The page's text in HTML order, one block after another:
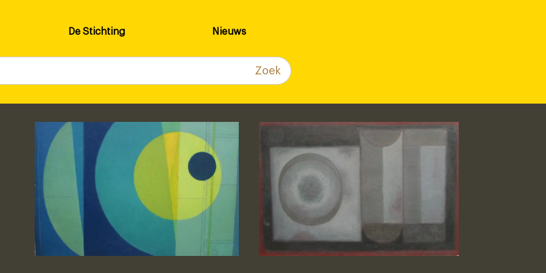
De Stichting Nieuws